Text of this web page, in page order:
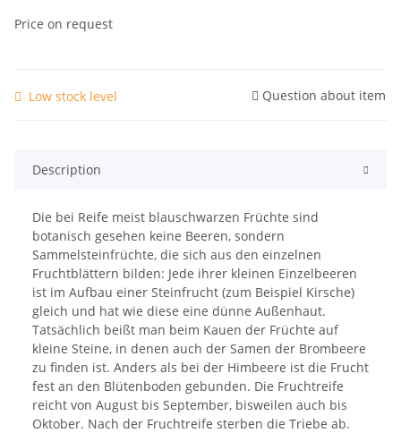
Price on request
Low stock level Question about item
Description
Die bei Reife meist blauschwarzen Früchte sind
botanisch gesehen keine Beeren, sondern
Sammelsteinfrüchte, die sich aus den einzelnen
Fruchtblättern bilden: Jede ihrer kleinen Einzelbeeren
ist im Aufbau einer Steinfrucht (zum Beispiel Kirsche)
gleich und hat wie diese eine dünne Außenhaut.
Tatsächlich beißt man beim Kauen der Früchte auf
kleine Steine, in denen auch der Samen der Brombeere
zu finden ist. Anders als bei der Himbeere ist die Frucht
fest an den Blütenboden gebunden. Die Fruchtreife
reicht von August bis September, bisweilen auch bis
Oktober. Nach der Fruchtreife sterben die Triebe ab.